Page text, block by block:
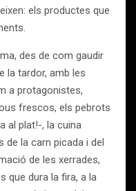
els productes que
des de com gaudir
la tardor, amb les
a protagonistes,
frescos, els pebrots
al plat!-, la cuina
de la carn picada i del
de les xerrades,
que dura la fira, a la